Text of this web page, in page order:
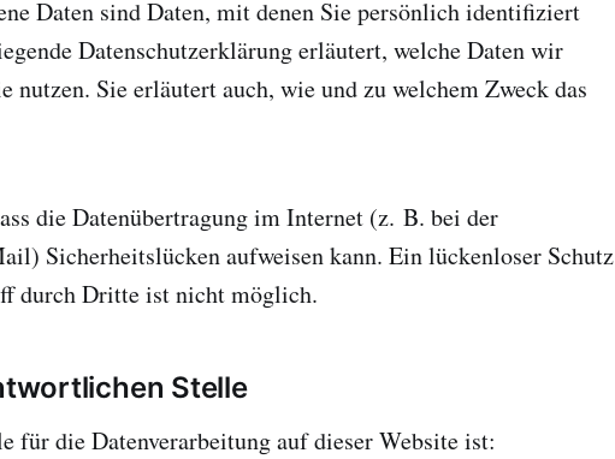
Daten sind Daten, mit denen Sie persönlich identifiziert
Datenschutzerklärung erläutert, welche Daten wir
nutzen. Sie erläutert auch, wie und zu welchem Zweck das
die Datenübertragung im Internet (z. B. bei der
Sicherheitslücken aufweisen kann. Ein lückenloser Schutz
durch Dritte ist nicht möglich.
Stelle
für die Datenverarbeitung auf dieser Website ist: